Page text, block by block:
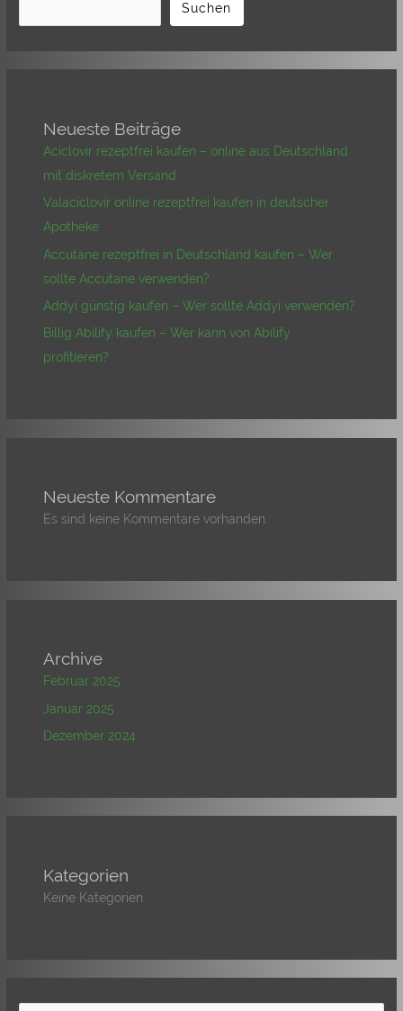
Suchen
Neueste Beiträge
Aciclovir rezeptfrei kaufen – online aus Deutschland
mit diskretem Versand
Valaciclovir online rezeptfrei kaufen in deutscher
Apotheke
Accutane rezeptfrei in Deutschland kaufen – Wer
sollte Accutane verwenden?
Addyi günstig kaufen – Wer sollte Addyi verwenden?
Billig Abilify kaufen – Wer kann von Abilify
profitieren?
Neueste Kommentare
Es sind keine Kommentare vorhanden.
Archive
Februar 2025
Januar 2025
Dezember 2024
Kategorien
Keine Kategorien